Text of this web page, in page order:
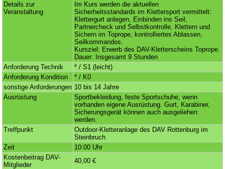
Details zur
Veranstaltung
Im Kurs werden die aktuellen
Sicherheitsstandards im Klettersport vermittelt:
Klettergurt anlegen, Einbinden ins Seil,
Partnercheck und Selbstkontrolle, Klettern und
Sichern im Toprope, kontrolliertes Ablassen,
Seilkommandos.
Kursziel: Erwerb des DAV-Kletterscheins Toprope.
Dauer: Insgesamt 9 Stunden
Anforderung Technik
* / S1 (leicht)
Anforderung Kondition
* / K0
sonstige Anforderungen 10 bis 14 Jahre
Ausrüstung
Sportbekleidung, feste Sportschuhe, wenn
vorhanden eigene Ausrüstung. Gurt, Karabiner,
Sicherungsgerät können auch ausgeliehen
werden.
Treffpunkt
Outdoor-Kletteranlage des DAV Rottenburg im
Steinbruch
Zeit
10:00 Uhr
Kostenbeitrag DAV-
Mitglieder
40,00 €